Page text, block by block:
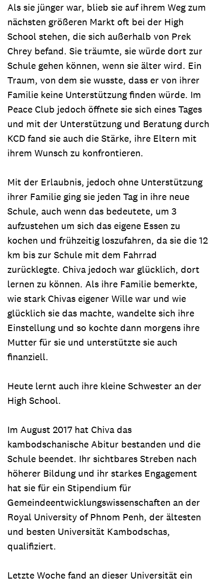
Als sie jünger war, blieb sie auf ihrem Weg zum
nächsten größeren Markt oft bei der High
School stehen, die sich außerhalb von Prek
Chrey befand. Sie träumte, sie würde dort zur
Schule gehen können, wenn sie älter wird. Ein
Traum, von dem sie wusste, dass er von ihrer
Familie keine Unterstützung finden würde. Im
Peace Club jedoch öffnete sie sich eines Tages
und mit der Unterstützung und Beratung durch
KCD fand sie auch die Stärke, ihre Eltern mit
ihrem Wunsch zu konfrontieren.
Mit der Erlaubnis, jedoch ohne Unterstützung
ihrer Familie ging sie jeden Tag in ihre neue
Schule, auch wenn das bedeutete, um 3
aufzustehen um sich das eigene Essen zu
kochen und frühzeitig loszufahren, da sie die 12
km bis zur Schule mit dem Fahrrad
zurücklegte. Chiva jedoch war glücklich, dort
lernen zu können. Als ihre Familie bemerkte,
wie stark Chivas eigener Wille war und wie
glücklich sie das machte, wandelte sich ihre
Einstellung und so kochte dann morgens ihre
Mutter für sie und unterstützte sie auch
finanziell.
Heute lernt auch ihre kleine Schwester an der
High School.
Im August 2017 hat Chiva das
kambodschanische Abitur bestanden und die
Schule beendet. Ihr sichtbares Streben nach
höherer Bildung und ihr starkes Engagement
hat sie für ein Stipendium für
Gemeindeentwicklungswissenschaften an der
Royal University of Phnom Penh, der ältesten
und besten Universität Kambodschas,
qualifiziert.
Letzte Woche fand an dieser Universität ein